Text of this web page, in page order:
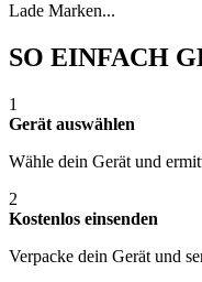
Lade Marken...
SO EINFACH
1
Gerät auswählen
Wähle dein Gerät und
2
Kostenlos einsenden
Verpacke dein Gerät und